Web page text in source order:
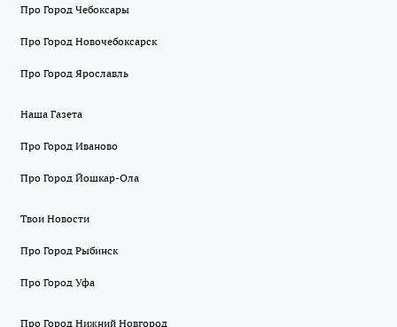
Про Город Чебоксары
Про Город Новочебоксарск
Про Город Ярославль
Наша Газета
Про Город Иваново
Про Город Йошкар-Ола
Твои Новости
Про Город Рыбинск
Про Город Уфа
Про Город Нижний Новгород